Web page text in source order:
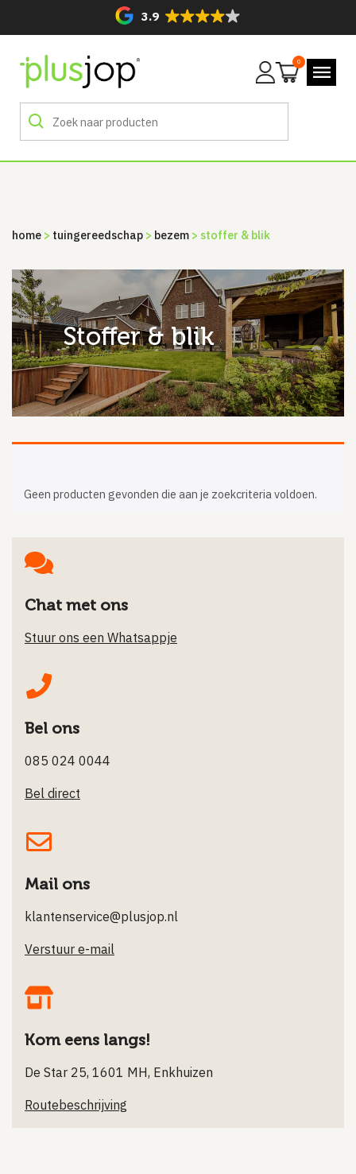
3.9
Mijn
0
home > tuingereedschap > bezem > stoffer & blik
stoffer & blik
Geen producten gevonden die aan je zoekcriteria voldoen.
Chat met ons
Stuur ons een Whatsappje
Bel ons
085 024 0044
Bel direct
Mail ons
klantenservice@plusjop.nl
Verstuur e-mail
Kom eens langs!
De Star 25, 1601 MH, Enkhuizen
Routebeschrijving